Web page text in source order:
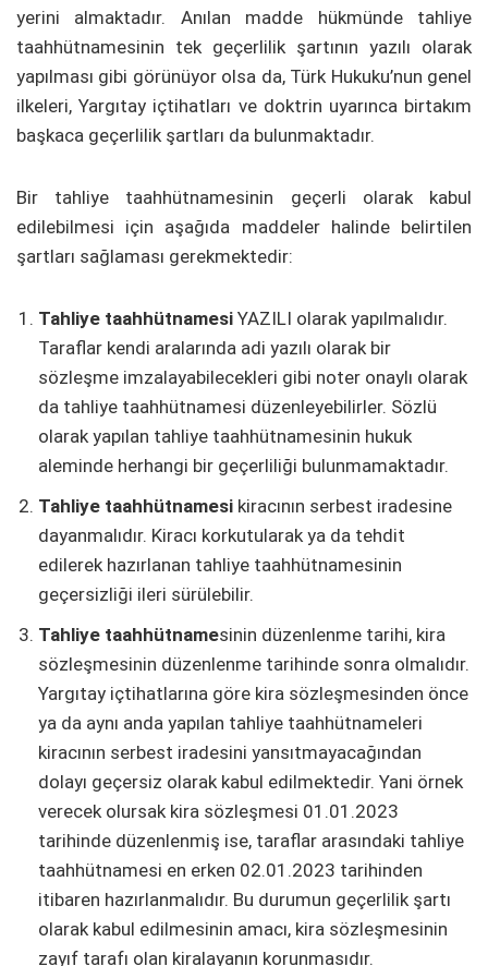
yerini almaktadır. Anılan madde hükmünde tahliye
taahhütnamesinin tek geçerlilik şartının yazılı olarak
yapılması gibi görünüyor olsa da, Türk Hukuku’nun genel
ilkeleri, Yargıtay içtihatları ve doktrin uyarınca birtakım
başkaca geçerlilik şartları da bulunmaktadır.
Bir tahliye taahhütnamesinin geçerli olarak kabul
edilebilmesi için aşağıda maddeler halinde belirtilen
şartları sağlaması gerekmektedir:
Tahliye taahhütnamesi YAZILI olarak yapılmalıdır.
Taraflar kendi aralarında adi yazılı olarak bir
sözleşme imzalayabilecekleri gibi noter onaylı olarak
da tahliye taahhütnamesi düzenleyebilirler. Sözlü
olarak yapılan tahliye taahhütnamesinin hukuk
aleminde herhangi bir geçerliliği bulunmamaktadır.
Tahliye taahhütnamesi kiracının serbest iradesine
dayanmalıdır. Kiracı korkutularak ya da tehdit
edilerek hazırlanan tahliye taahhütnamesinin
geçersizliği ileri sürülebilir.
Tahliye taahhütnamesinin düzenlenme tarihi, kira
sözleşmesinin düzenlenme tarihinde sonra olmalıdır.
Yargıtay içtihatlarına göre kira sözleşmesinden önce
ya da aynı anda yapılan tahliye taahhütnameleri
kiracının serbest iradesini yansıtmayacağından
dolayı geçersiz olarak kabul edilmektedir. Yani örnek
verecek olursak kira sözleşmesi 01.01.2023
tarihinde düzenlenmiş ise, taraflar arasındaki tahliye
taahhütnamesi en erken 02.01.2023 tarihinden
itibaren hazırlanmalıdır. Bu durumun geçerlilik şartı
olarak kabul edilmesinin amacı, kira sözleşmesinin
zayıf tarafı olan kiralayanın korunmasıdır.